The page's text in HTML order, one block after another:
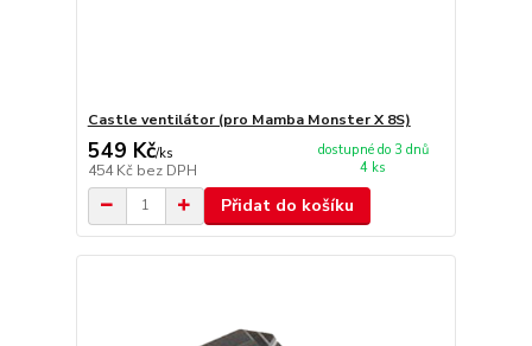
Castle ventilátor (pro Mamba Monster X 8S)
549 Kč/ks
454 Kč bez DPH
dostupné do 3 dnů
4 ks
Přidat do košíku